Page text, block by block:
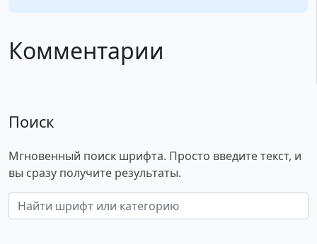
Комментарии
Поиск
Мгновенный поиск шрифта. Просто введите текст, и
вы сразу получите результаты.